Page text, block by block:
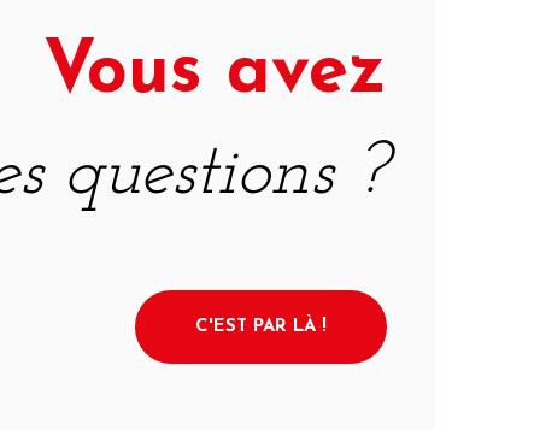
Vous avez
questions ?
C'EST PAR LÀ !